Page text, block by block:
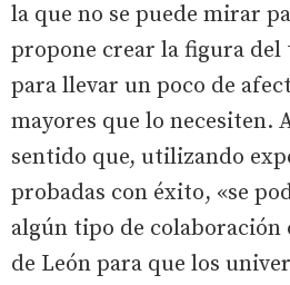
la que no se puede mirar
propone crear la figura
para llevar un poco de
mayores que lo necesiten.
sentido que, utilizando
probadas con éxito, «se
algún tipo de colaboración
de León para que los